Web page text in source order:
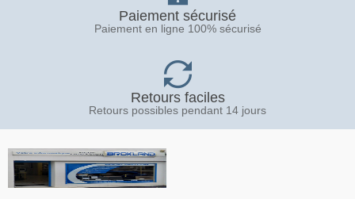
Paiement sécurisé
Paiement en ligne 100% sécurisé
Retours faciles
Retours possibles pendant 14 jours